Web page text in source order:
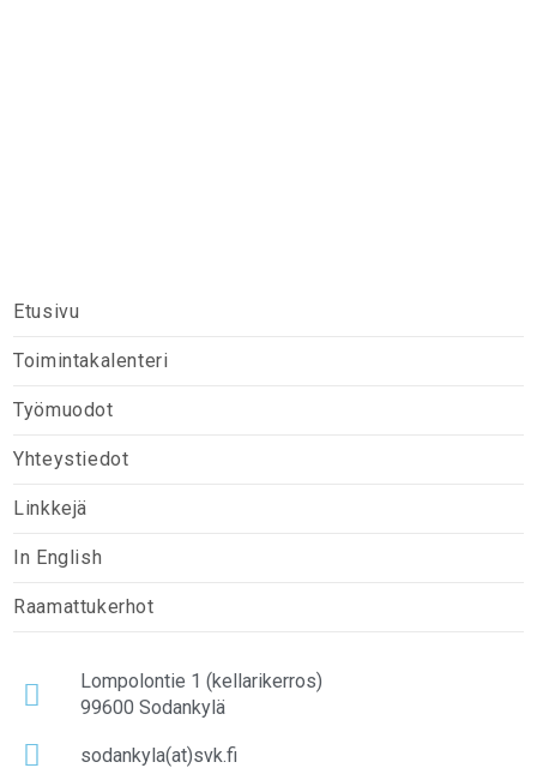
Etusivu
Toimintakalenteri
Työmuodot
Yhteystiedot
Linkkejä
In English
Raamattukerhot
Lompolontie 1 (kellarikerros)
99600 Sodankylä
sodankyla(at)svk.fi